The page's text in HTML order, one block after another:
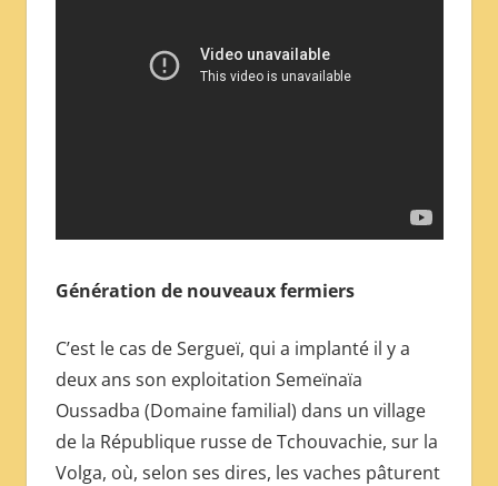
Génération de nouveaux fermiers
C’est le cas de Sergueï, qui a implanté il y a
deux ans son exploitation Semeïnaïa
Oussadba (Domaine familial) dans un village
de la République russe de Tchouvachie, sur la
Volga, où, selon ses dires, les vaches pâturent